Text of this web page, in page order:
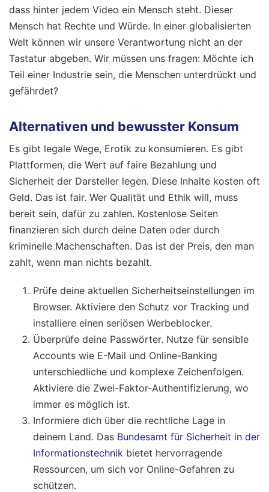
dass hinter jedem Video ein Mensch steht. Dieser
Mensch hat Rechte und Würde. In einer globalisierten
Welt können wir unsere Verantwortung nicht an der
Tastatur abgeben. Wir müssen uns fragen: Möchte ich
Teil einer Industrie sein, die Menschen unterdrückt und
gefährdet?
Alternativen und bewusster Konsum
Es gibt legale Wege, Erotik zu konsumieren. Es gibt
Plattformen, die Wert auf faire Bezahlung und
Sicherheit der Darsteller legen. Diese Inhalte kosten oft
Geld. Das ist fair. Wer Qualität und Ethik will, muss
bereit sein, dafür zu zahlen. Kostenlose Seiten
finanzieren sich durch deine Daten oder durch
kriminelle Machenschaften. Das ist der Preis, den man
zahlt, wenn man nichts bezahlt.
Prüfe deine aktuellen Sicherheitseinstellungen im
Browser. Aktiviere den Schutz vor Tracking und
installiere einen seriösen Werbeblocker.
Überprüfe deine Passwörter. Nutze für sensible
Accounts wie E-Mail und Online-Banking
unterschiedliche und komplexe Zeichenfolgen.
Aktiviere die Zwei-Faktor-Authentifizierung, wo
immer es möglich ist.
Informiere dich über die rechtliche Lage in
deinem Land. Das Bundesamt für Sicherheit in der
Informationstechnik bietet hervorragende
Ressourcen, um sich vor Online-Gefahren zu
schützen.